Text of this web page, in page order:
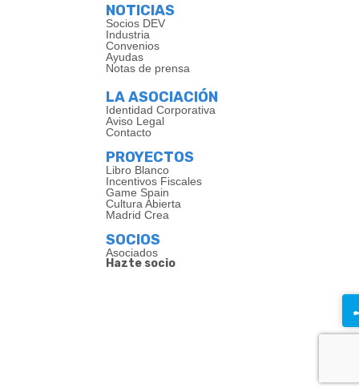
NOTICIAS
Socios DEV
Industria
Convenios
Ayudas
Notas de prensa
LA ASOCIACIÓN
Identidad Corporativa
Aviso Legal
Contacto
PROYECTOS
Libro Blanco
Incentivos Fiscales
Game Spain
Cultura Abierta
Madrid Crea
SOCIOS
Asociados
Hazte socio